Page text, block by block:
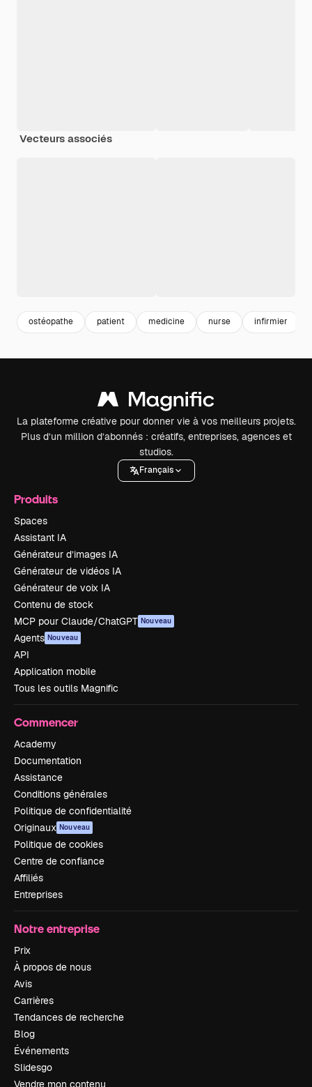
Vecteurs associés
ostéopathe patient medicine nurse infirmier
La plateforme créative pour donner vie à vos meilleurs projets.
Plus d’un million d’abonnés : créatifs, entreprises, agences et
studios.
Français
Produits
Spaces
Assistant IA
Générateur d’images IA
Générateur de vidéos IA
Générateur de voix IA
Contenu de stock
MCP pour Claude/ChatGPT Nouveau
Agents Nouveau
API
Application mobile
Tous les outils Magnific
Commencer
Academy
Documentation
Assistance
Conditions générales
Politique de confidentialité
Originaux Nouveau
Politique de cookies
Centre de confiance
Affiliés
Entreprises
Notre entreprise
Prix
À propos de nous
Avis
Carrières
Tendances de recherche
Blog
Événements
Slidesgo
Vendre mon contenu